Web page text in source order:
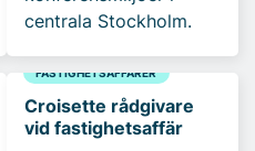
centrala Stockholm.
FASTIGHETSAFFÄRER
Croisette rådgivare
vid fastighetsaffär